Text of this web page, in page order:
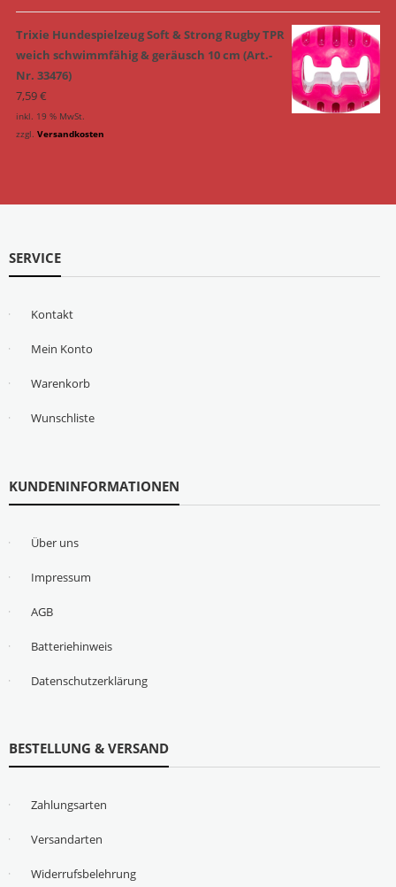
Trixie Hundespielzeug Soft & Strong Rugby TPR
weich schwimmfähig & geräusch 10 cm (Art.-
Nr. 33476)
7,59€
inkl. 19 % MwSt.
zzgl. Versandkosten
SERVICE
Kontakt
Mein Konto
Warenkorb
Wunschliste
KUNDENINFORMATIONEN
Über uns
Impressum
AGB
Batteriehinweis
Datenschutzerklärung
BESTELLUNG & VERSAND
Zahlungsarten
Versandarten
Widerrufsbelehrung